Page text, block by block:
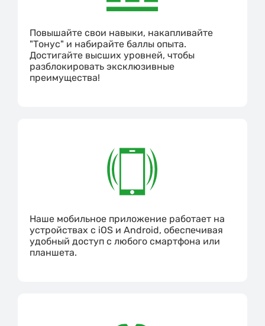
Повышайте свои навыки, накапливайте
"Тонус" и набирайте баллы опыта.
Достигайте высших уровней, чтобы
разблокировать эксклюзивные
преимущества!
Наше мобильное приложение работает на
устройствах с iOS и Android, обеспечивая
удобный доступ с любого смартфона или
планшета.